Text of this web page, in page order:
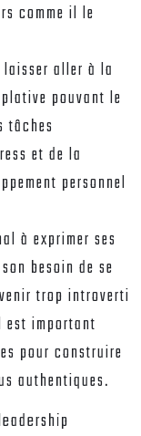
comme il le
aller à la
pouvant le
tâches
et de la
personnel
à exprimer ses
besoin de se
trop introverti
est important
pour construire
authentiques.